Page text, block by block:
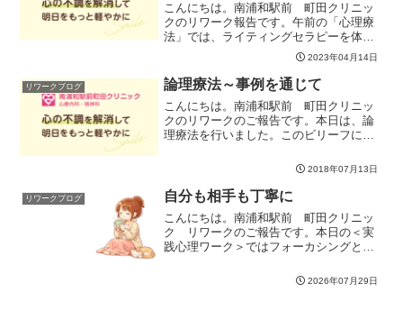
こんにちは。南浦和駅前 町田クリニッ
クのリワーク報告です。午前の「心理療
法」では、ライティングセラピーを体験
して自己の考えや思いを振り返りまし
た。ある物語を想定した中で、知人や友
人、家族など、好きな人を相手に選んで
手紙を書いてもらいました。...
2023年04月14日
リワークブログ 論理療法～事例を通じて
こんにちは。南浦和駅前 町田クリニッ
クのリワークのご報告です。本日は、論
理療法を行いました。このビリーフには
ーフがあります。イラショナルビリーフ
とは、「ねばならない」「must」といっ
た固定的なもので、ラ...
2018年07月13日
リワークブログ 自分も相手も丁寧に
こんにちは。南浦和駅前 町田クリニッ
ク リワークのご報告です。本日の＜実
践心理ワーク＞ではフォーカシングとか
ついて学びました。普段私たちは、早急
に選択や結論をもとめられることが多い
2026年07月29日